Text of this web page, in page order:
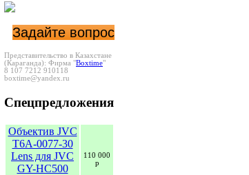
Задайте вопрос
Представительство в Казахстане
(Караганда): Фирма "Boxtime"
8 107 7212 910118
boxtime@yandex.ru
Спецпредложения
Объектив JVC
T6A-0077-30
Lens для JVC
GY-HC500
110 000
р